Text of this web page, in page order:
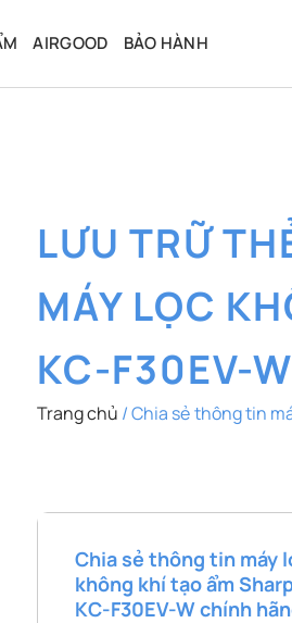
AIRGOOD BẢO HÀNH
LƯU TRỮ
MÁY LỌC
KC-F30EV-
Trang chủ /Chia sẻ thông tin
Chia sẻ thông tin máy
không khí tạo ẩm
KC-F30EV-W chính